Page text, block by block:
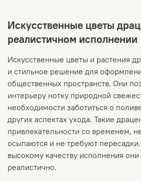
Искусственные цветы
реалистичном исполнении
Искусственные цветы и растения
и стильное решение для
общественных пространств. Они
интерьеру нотку природной
необходимости заботиться о
других аспектах ухода. Такие
привлекательности со временем,
осыпаются и не требуют
высокому качеству исполнения они
реалистично.